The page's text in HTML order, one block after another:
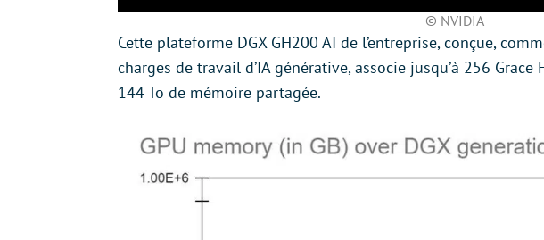
© NVIDIA
Cette plateforme DGX GH200 AI de l’entreprise, conçue,
charges de travail d’IA générative, associe jusqu’à 256 Grace
144 To de mémoire partagée.